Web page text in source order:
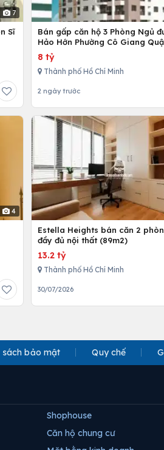
7
Sĩ
Bán gấp căn hộ 3 Phòng Ngủ
Hảo Hớn Phường Cô Giang
8 tỷ
Thành phố Hồ Chí Minh
2 ngày trước
4
Estella Heights bán căn 2
đầy đủ nội thất (89m2)
13.2 tỷ
Thành phố Hồ Chí Minh
30/07/2026
sách bảo mật Quy chế
Shophouse
Căn hộ chung cư